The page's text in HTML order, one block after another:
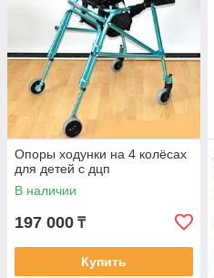
Опоры ходунки на 4 колёсах
для детей с дцп
В наличии
197 000 ₸
Купить